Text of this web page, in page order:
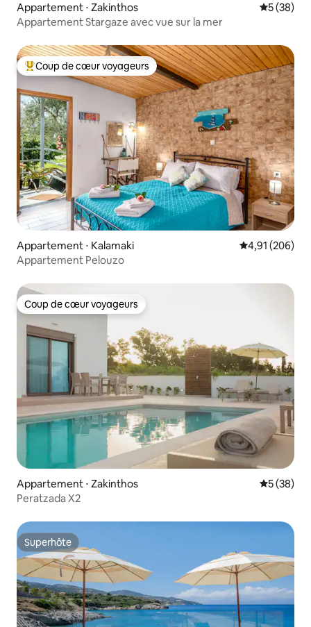
Appartement ⋅ Zakinthos
5 (38)
Appartement Stargaze avec vue sur la mer
Coups de cœur voyageurs les plus appréciés
Coup de cœur voyageurs
Appartement ⋅ Kalamaki Évaluation
4,91 (206)
Appartement Pelouzo
Coup de cœur voyageurs
Coup de cœur voyageurs
Appartement ⋅ Zakinthos
5 (38)
Peratzada X2
Superhôte
Superhôte